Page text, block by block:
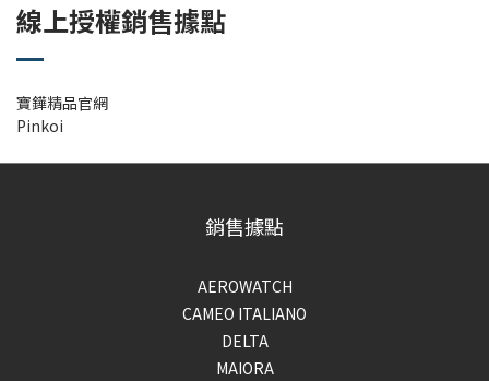
線上授權銷售據點
寶鏵精品官網
Pinkoi
銷售據點
AEROWATCH
CAMEO ITALIANO
DELTA
MAIORA